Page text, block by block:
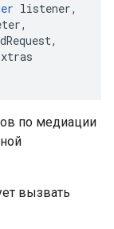
listener,
по медиации
вызвать